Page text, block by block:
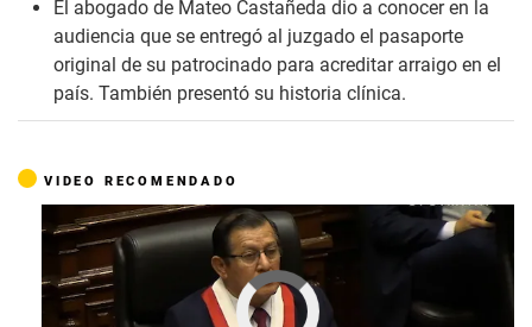
El abogado de Mateo Castañeda dio a conocer en la
audiencia que se entregó al juzgado el pasaporte
original de su patrocinado para acreditar arraigo en el
país. También presentó su historia clínica.
VIDEO RECOMENDADO
Cargando anuncio